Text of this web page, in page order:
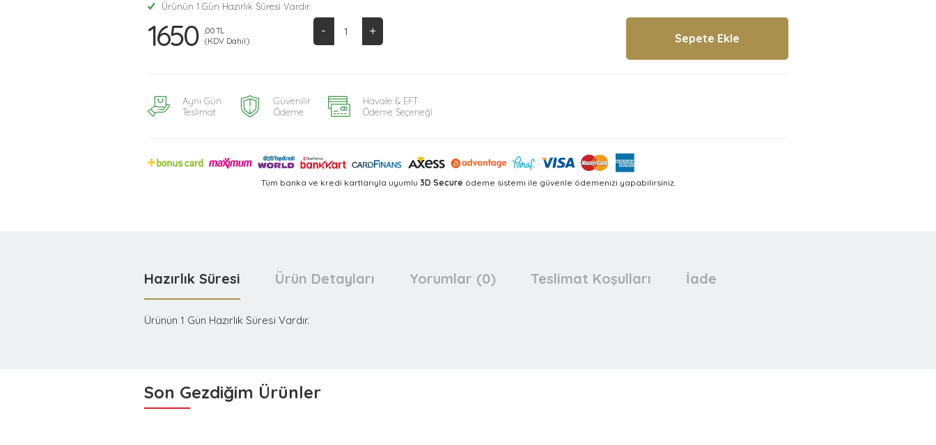
Ürünün 1 Gün Hazırlık Süresi Vardır.
1650
,00 TL
(KDV Dahil)
+
-
Aynı Gün
Teslimat
Güvenilir
Ödeme
Havale & EFT
Ödeme Seçeneği
Tüm banka ve kredi kartlarıyla uyumlu 3D Secure ödeme sistemi ile güvenle ödemenizi yapabilirsiniz.
Hazırlık Süresi Ürün Detayları Yorumlar (0) Teslimat Koşulları İade
Ürünün 1 Gün Hazırlık Süresi Vardır.
Son Gezdiğim Ürünler